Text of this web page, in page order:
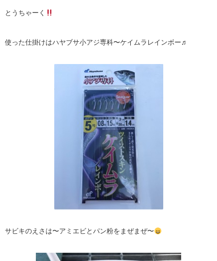
とうちゃーく
使った仕掛けはハヤブサ小アジ専科〜ケイムラレインボー♬
サビキのえさは〜アミエビとパン粉をまぜまぜ〜